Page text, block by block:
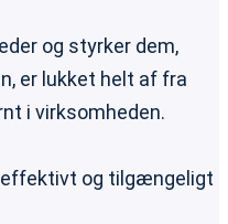
og styrker dem,
er lukket helt af fra
i virksomheden.
effektivt og tilgængeligt